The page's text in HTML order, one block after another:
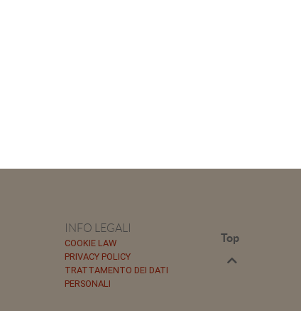
INFO LEGALI
COOKIE LAW
PRIVACY POLICY
TRATTAMENTO DEI DATI
PERSONALI
Top